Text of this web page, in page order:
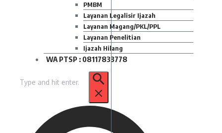
PMBM
Layanan Legalisir Ijazah
Layanan Magang/PKL/PPL
Layanan Penelitian
Ijazah Hilang
WA PTSP : 08117833778
untuk: